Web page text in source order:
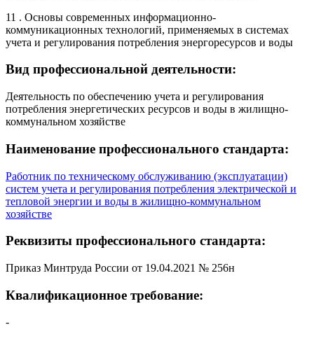
11 . Основы современных информационно-
коммуникационных технологий, применяемых в системах
учета и регулирования потребления энергоресурсов и воды
Вид профессиональной деятельности:
Деятельность по обеспечению учета и регулирования
потребления энергетических ресурсов и воды в жилищно-
коммунальном хозяйстве
Наименование профессионального стандарта:
Работник по техническому обслуживанию (эксплуатации)
систем учета и регулирования потребления электрической и
тепловой энергии и воды в жилищно-коммунальном
хозяйстве
Реквизиты профессионального стандарта:
Приказ Минтруда России от 19.04.2021 № 256н
Квалификационное требование:
-